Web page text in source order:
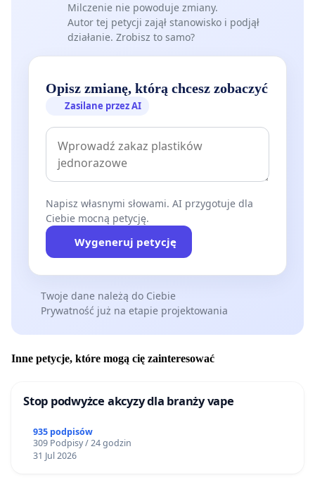
Milczenie nie powoduje zmiany.
Autor tej petycji zajął stanowisko i podjął
działanie. Zrobisz to samo?
Opisz zmianę, którą chcesz zobaczyć
Zasilane przez AI
Napisz własnymi słowami. AI przygotuje dla
Ciebie mocną petycję.
Wygeneruj petycję
Twoje dane należą do Ciebie
Prywatność już na etapie projektowania
Inne petycje, które mogą cię zainteresować
Stop podwyżce akcyzy dla branży vape
935 podpisów
309 Podpisy / 24 godzin
31 Jul 2026